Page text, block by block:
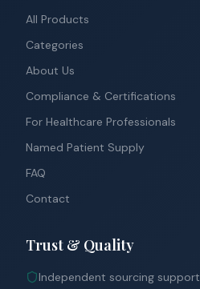
All Products
Categories
About Us
Compliance & Certifications
For Healthcare Professionals
Named Patient Supply
FAQ
Contact
Trust & Quality
Independent sourcing support